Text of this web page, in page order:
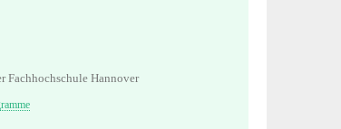
Fachhochschule Hannover